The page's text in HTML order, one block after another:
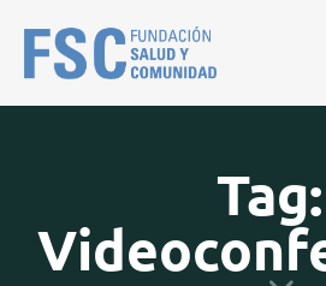
Tag: